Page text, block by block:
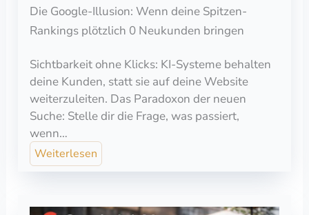
Die Google-Illusion: Wenn deine Spitzen-
Rankings plötzlich 0 Neukunden bringen
Sichtbarkeit ohne Klicks: KI-Systeme behalten
deine Kunden, statt sie auf deine Website
weiterzuleiten. Das Paradoxon der neuen
Suche: Stelle dir die Frage, was passiert,
wenn…
Weiterlesen